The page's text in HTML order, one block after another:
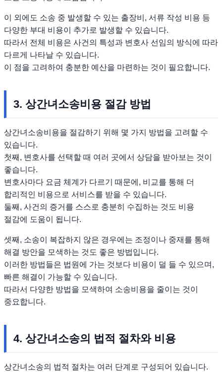
이 외에도 소송 중 발생할 수 있는 출장비, 서류 작성 비용 등
다양한 부대 비용이 추가로 발생할 수 있습니다.
따라서 전체 비용은 사건의 특성과 변호사 선임의 방식에 따라
다르게 나타날 수 있습니다.
이 점을 고려하여 충분한 예산을 마련하는 것이 필요합니다.
3. 상간녀소송비용 절감 방법
상간녀소송비용을 절감하기 위해 몇 가지 방법을 고려할 수
있습니다.
첫째, 변호사를 선택할 때 여러 곳에서 상담을 받아보는 것이
좋습니다.
변호사마다 요금 체계가 다르기 때문에, 비교를 통해 더
합리적인 비용으로 서비스를 받을 수 있습니다.
둘째, 사건의 증거를 스스로 충분히 수집하는 것도 비용
절감에 도움이 됩니다.
셋째, 소송이 복잡하지 않은 경우에는 조정이나 중재를 통해
해결 방안을 모색하는 것도 좋은 방법입니다.
이러한 방법들은 법원에 가는 것보다 비용이 덜 들 수 있으며,
빠른 해결이 가능할 수 있습니다.
따라서 다양한 방법을 모색하여 소송비용을 줄이는 것이
중요합니다.
4. 상간녀소송의 법적 절차와 비용
상간녀소송의 법적 절차는 여러 단계로 구성되어 있습니다.